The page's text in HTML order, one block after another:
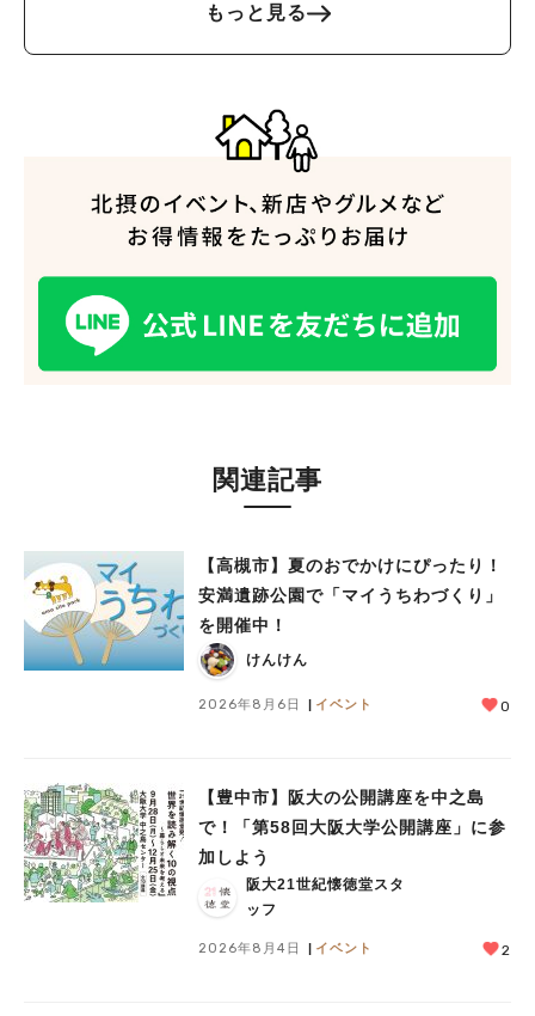
もっと見る
関連記事
【高槻市】夏のおでかけにぴったり！
安満遺跡公園で「マイうちわづくり」
を開催中！
けんけん
2026年8月6日 イベント 0
【豊中市】阪大の公開講座を中之島
で！「第58回大阪大学公開講座」に参
加しよう
阪大21世紀懐徳堂スタ
ッフ
2026年8月4日 イベント 2